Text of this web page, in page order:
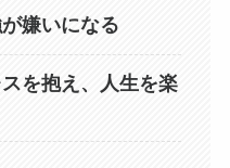
嫌いになる
を抱え、人生を楽